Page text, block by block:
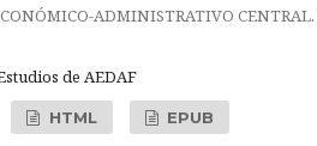
ADMINISTRATIVO
de AEDAF
HTML EPUB